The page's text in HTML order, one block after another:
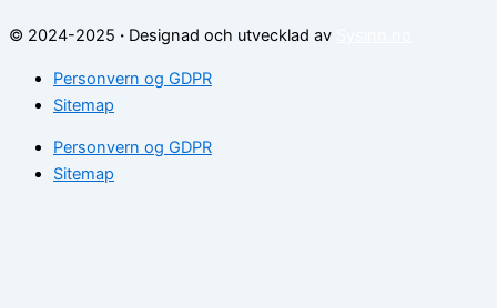
© 2024-2025 · Designad och utvecklad av
Personvern og GDPR
Sitemap
Personvern og GDPR
Sitemap